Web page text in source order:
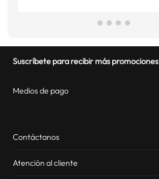
Suscríbete para recibir más promociones
Medios de pago
Contáctanos
Atención al cliente